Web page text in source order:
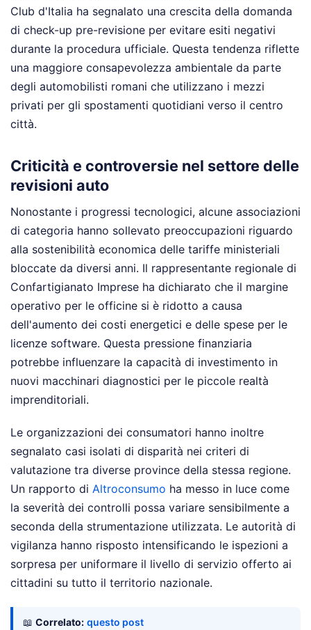
Club d'Italia ha segnalato una crescita della domanda
di check-up pre-revisione per evitare esiti negativi
durante la procedura ufficiale. Questa tendenza riflette
una maggiore consapevolezza ambientale da parte
degli automobilisti romani che utilizzano i mezzi
privati per gli spostamenti quotidiani verso il centro
città.
Criticità e controversie nel settore delle
revisioni auto
Nonostante i progressi tecnologici, alcune associazioni
di categoria hanno sollevato preoccupazioni riguardo
alla sostenibilità economica delle tariffe ministeriali
bloccate da diversi anni. Il rappresentante regionale di
Confartigianato Imprese ha dichiarato che il margine
operativo per le officine si è ridotto a causa
dell'aumento dei costi energetici e delle spese per le
licenze software. Questa pressione finanziaria
potrebbe influenzare la capacità di investimento in
nuovi macchinari diagnostici per le piccole realtà
imprenditoriali.
Le organizzazioni dei consumatori hanno inoltre
segnalato casi isolati di disparità nei criteri di
valutazione tra diverse province della stessa regione.
Un rapporto di Altroconsumo ha messo in luce come
la severità dei controlli possa variare sensibilmente a
seconda della strumentazione utilizzata. Le autorità di
vigilanza hanno risposto intensificando le ispezioni a
sorpresa per uniformare il livello di servizio offerto ai
cittadini su tutto il territorio nazionale.
📖 Correlato: questo post